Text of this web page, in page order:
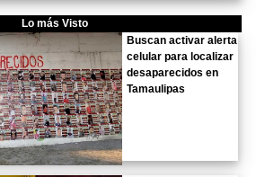
Lo más Visto
Buscan activar alerta
celular para localizar
desaparecidos en
Tamaulipas